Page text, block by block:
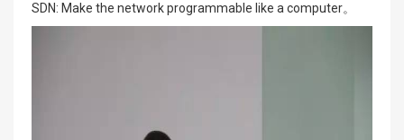
SDN: Make the network programmable like a computer。